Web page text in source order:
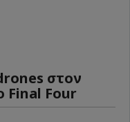
στον
Final Four